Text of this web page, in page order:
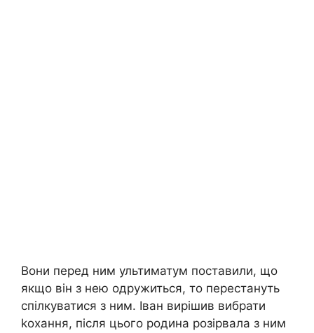
Вони перед ним ультиматум поставили, що
якщо він з нею одружиться, то перестануть
спілкуватися з ним. Іван вирішив вибрати
kохання, після цього родина розірвала з ним